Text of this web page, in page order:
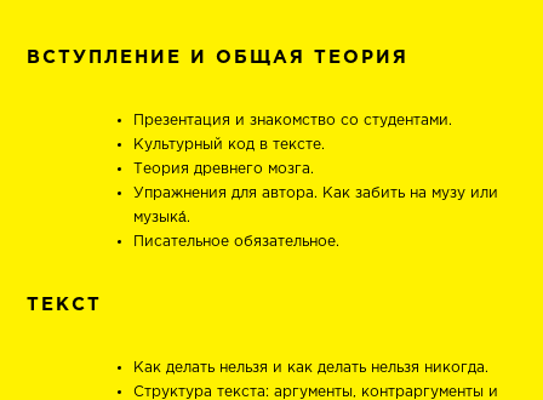
ВСТУПЛЕНИЕ И ОБЩАЯ ТЕОРИЯ
Презентация и знакомство со студентами.
Культурный код в тексте.
Теория древнего мозга.
Упражнения для автора. Как забить на музу или
музыка́.
Писательное обязательное.
ТЕКСТ
Как делать нельзя и как делать нельзя никогда.
Структура текста: аргументы, контраргументы и